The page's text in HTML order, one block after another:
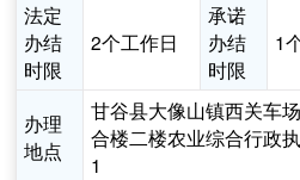
法定
办结
时限
2个工作日
承诺
办结
时限
1
办理
地点
甘谷县大像山镇西关车
合楼二楼农业综合行政
1